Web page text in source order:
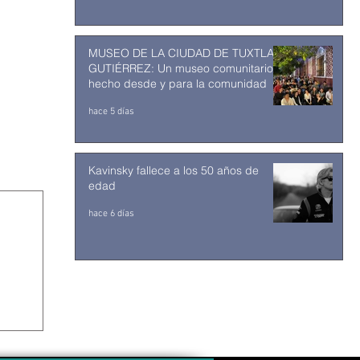
MUSEO DE LA CIUDAD DE TUXTLA
GUTIÉRREZ: Un museo comunitario
hecho desde y para la comunidad
hace 5 días
Kavinsky fallece a los 50 años de
edad
hace 6 días